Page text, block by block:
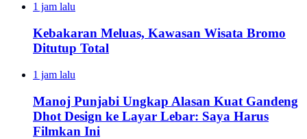
1 jam lalu
Kebakaran Meluas, Kawasan Wisata Bromo
Ditutup Total
1 jam lalu
Manoj Punjabi Ungkap Alasan Kuat Gandeng
Dhot Design ke Layar Lebar: Saya Harus
Filmkan Ini